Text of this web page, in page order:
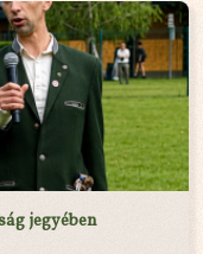
jegyében